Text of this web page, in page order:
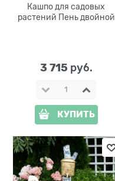
Кашпо для садовых
растений Пень двойной
3 715 руб.
КУПИТЬ